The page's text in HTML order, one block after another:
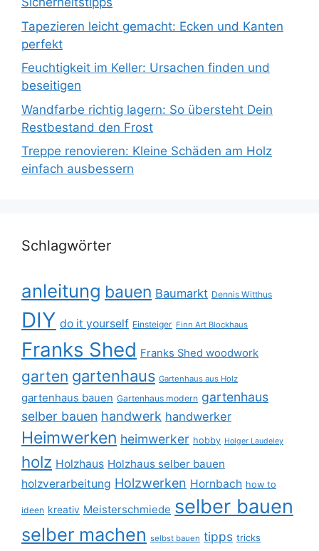
Tapezieren leicht gemacht: Ecken und Kanten
perfekt
Feuchtigkeit im Keller: Ursachen finden und
beseitigen
Wandfarbe richtig lagern: So übersteht Dein
Restbestand den Frost
Treppe renovieren: Kleine Schäden am Holz
einfach ausbessern
Schlagwörter
anleitung bauen Baumarkt Dennis Witthus
DIY do it yourself Einsteiger Finn Art Blockhaus
Franks Shed Franks Shed woodwork
garten gartenhaus Gartenhaus aus Holz
gartenhaus bauen Gartenhaus modern gartenhaus
selber bauen handwerk handwerker
Heimwerken heimwerker hobby Holger Laudeley
holz Holzhaus Holzhaus selber bauen
holzverarbeitung Holzwerken Hornbach how to
ideen kreativ Meisterschmiede selber bauen
selber machen selbst bauen tipps tricks